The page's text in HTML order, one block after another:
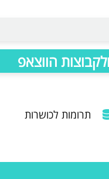
הווצאפ
תרומות לכושרות